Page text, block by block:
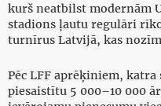
kurš neatbilst modernām
stadions ļautu regulāri
turnīrus Latvijā, kas
Pēc LFF aprēķiniem,
piesaistītu 5 000–10 000